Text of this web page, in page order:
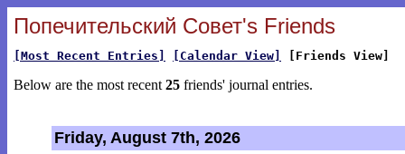
Попечительский Совет's Friends
[Most Recent Entries] [Calendar View] [Friends View]
Below are the most recent 25 friends' journal entries.
Friday, August 7th, 2026